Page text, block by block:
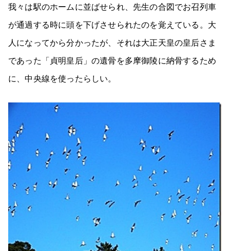
我々は駅のホームに並ばせられ、先生の合図でお召列車
が通過する時に頭を下げさせられたのを覚えている。大
人になってから分かったが、それは大正天皇の皇后さま
であった「貞明皇后」の遺骨を多摩御陵に納骨するため
に、中央線を使ったらしい。